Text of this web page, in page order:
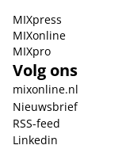
MIXpress
MIXonline
MIXpro
Volg ons
mixonline.nl
Nieuwsbrief
RSS-feed
Linkedin